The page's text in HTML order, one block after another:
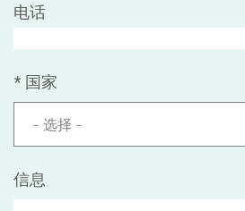
电话
* 国家
- 选择 -
信息